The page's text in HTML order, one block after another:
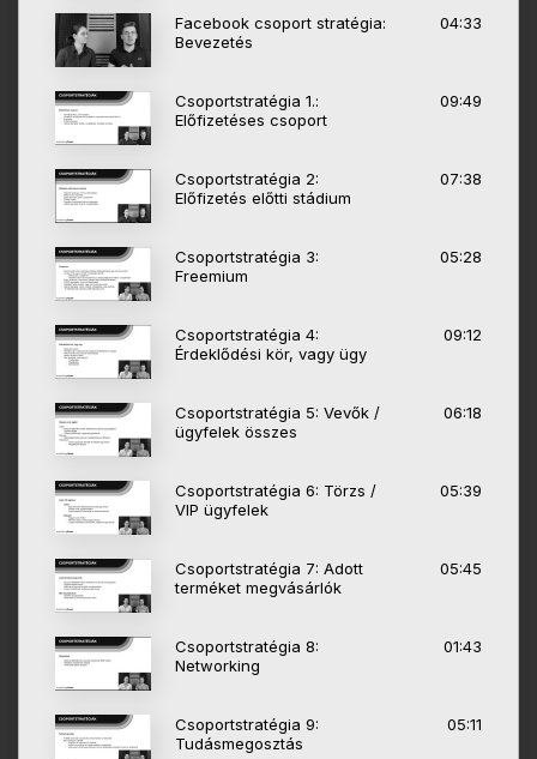
Facebook csoport stratégia:
Bevezetés
04:33
Csoportstratégia 1.:
Előfizetéses csoport
09:49
Csoportstratégia 2:
Előfizetés előtti stádium
07:38
Csoportstratégia 3:
Freemium
05:28
Csoportstratégia 4:
Érdeklődési kör, vagy ügy
09:12
Csoportstratégia 5: Vevők /
ügyfelek összes
06:18
Csoportstratégia 6: Törzs /
VIP ügyfelek
05:39
Csoportstratégia 7: Adott
terméket megvásárlók
05:45
Csoportstratégia 8:
Networking
01:43
Csoportstratégia 9:
Tudásmegosztás
05:11